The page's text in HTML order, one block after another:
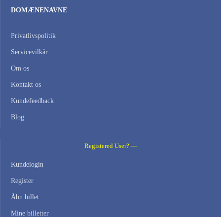
DOMÆNENAVNE
Privatlivspolitik
Servicevilkår
Om os
Kontakt os
Kundefeedback
Blog
Registered User? —
Kundelogin
Register
Åbn billet
Mine billetter